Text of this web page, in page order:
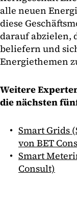
alle neuen
diese
darauf abzielen,
beliefern und
Energiethemen
Weitere
die nächsten
Smart Grids
von BET
Smart
Consult)